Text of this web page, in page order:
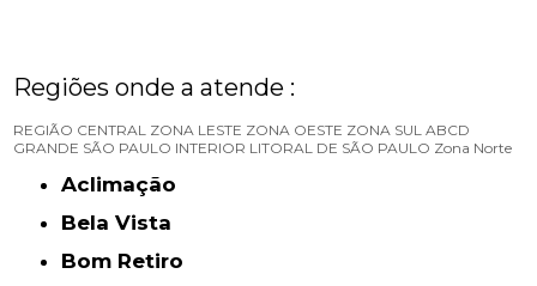
Regiões onde a atende :
REGIÃO CENTRAL ZONA LESTE ZONA OESTE ZONA SUL ABCD
GRANDE SÃO PAULO INTERIOR LITORAL DE SÃO PAULO Zona Norte
Aclimação
Bela Vista
Bom Retiro